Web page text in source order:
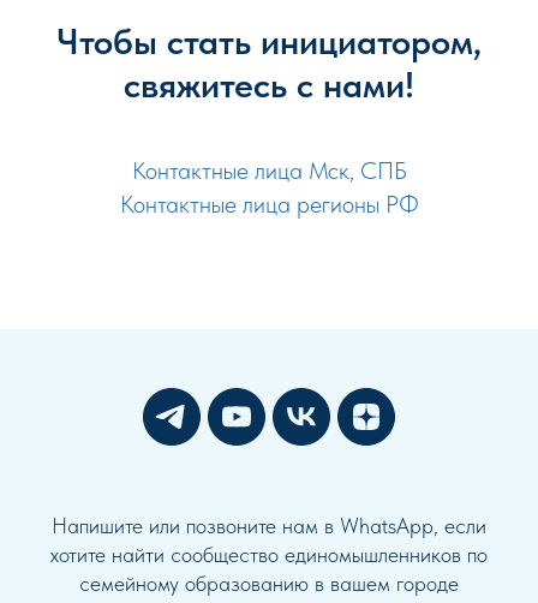
Чтобы стать инициатором,
свяжитесь с нами!
Контактные лица Мск, СПБ
Контактные лица регионы РФ
Напишите или позвоните нам в WhatsApp, если
хотите найти сообщество единомышленников по
семейному образованию в вашем городе